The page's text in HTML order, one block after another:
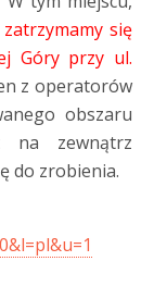
zatrzymamy się
Góry przy ul.
z operatorów
obszaru
na zewnątrz
do zrobienia.